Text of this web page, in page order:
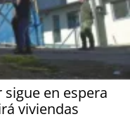
sigue en espera
viviendas